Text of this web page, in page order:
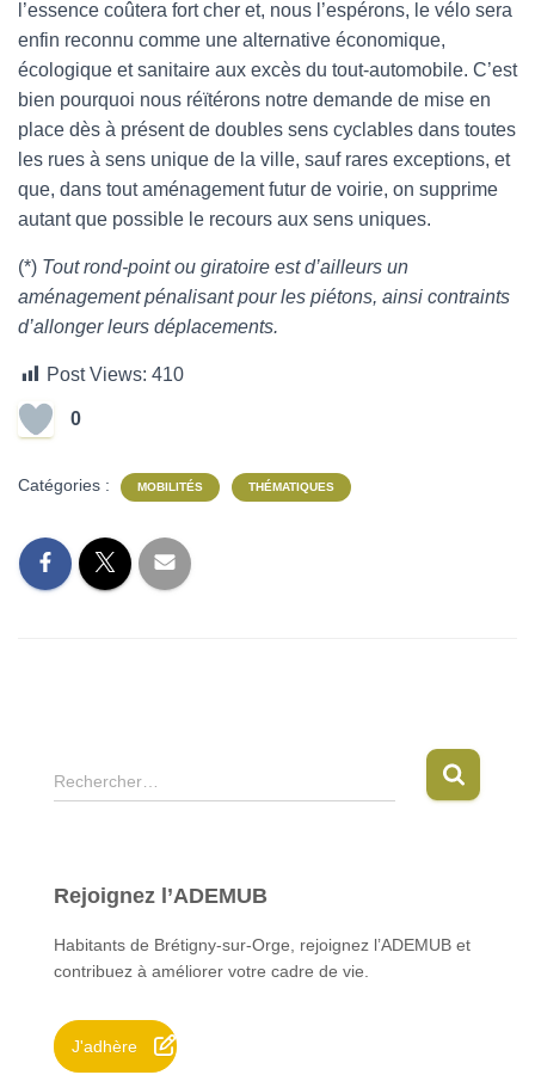
l’essence coûtera fort cher et, nous l’espérons, le vélo sera
enfin reconnu comme une alternative économique,
écologique et sanitaire aux excès du tout-automobile. C’est
bien pourquoi nous réïtérons notre demande de mise en
place dès à présent de doubles sens cyclables dans toutes
les rues à sens unique de la ville, sauf rares exceptions, et
que, dans tout aménagement futur de voirie, on supprime
autant que possible le recours aux sens uniques.
(*) Tout rond-point ou giratoire est d’ailleurs un
aménagement pénalisant pour les piétons, ainsi contraints
d’allonger leurs déplacements.
Post Views: 410
0
Catégories : MOBILITÉS THÉMATIQUES
R
e
r
h
e
:
Rechercher…
Rejoignez l’ADEMUB
Habitants de Brétigny-sur-Orge, rejoignez l’ADEMUB et
contribuez à améliorer votre cadre de vie.
J'adhère